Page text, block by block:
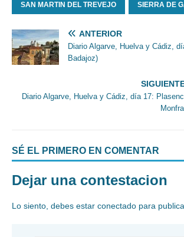
SAN MARTIN DEL TREVEJO SIERRA DE
ANTERIOR
Diario Algarve, Huelva y Cádiz,
Badajoz)
Diario Algarve, Huelva y Cádiz, día 17:
SÉ EL PRIMERO EN COMENTAR
Dejar una contestacion
Lo siento, debes estar conectado para